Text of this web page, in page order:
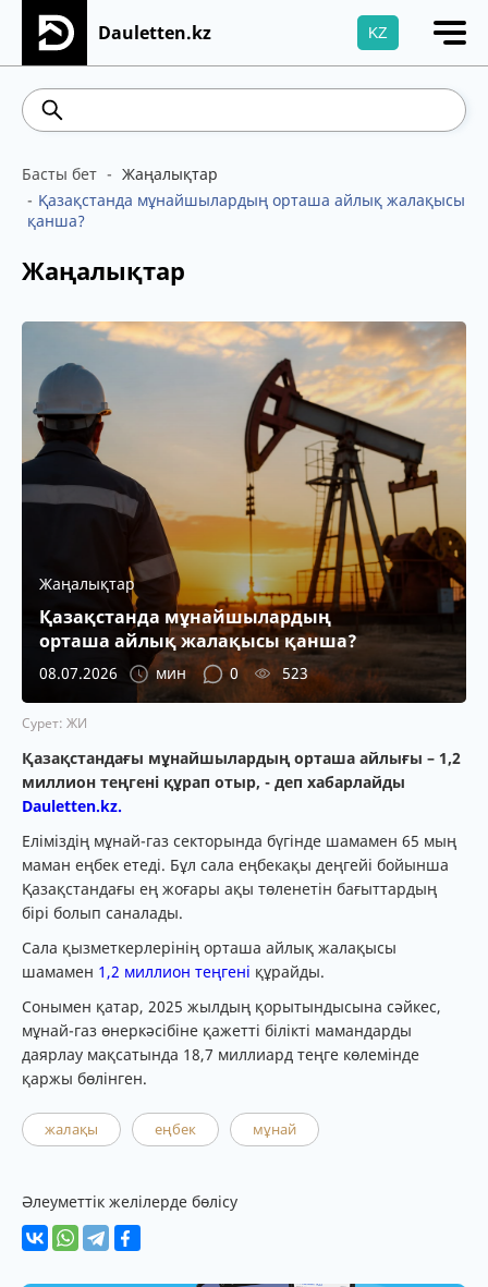
Dauletten.kz KZ
Сіздің өтінішіңіз сәтті жіберілді, Рақмет!
Басты бет
Жаңалықтар
Қазақстанда мұнайшылардың орташа айлық жалақысы
қанша?
Жаңалықтар
Жаңалықтар
Қазақстанда мұнайшылардың
орташа айлық жалақысы қанша?
08.07.2026 мин 0 523
Сурет: ЖИ
Қазақстандағы мұнайшылардың орташа айлығы – 1,2
миллион теңгені құрап отыр, - деп хабарлайды
Dauletten.kz.
Еліміздің мұнай-газ секторында бүгінде шамамен 65 мың
маман еңбек етеді. Бұл сала еңбекақы деңгейі бойынша
Қазақстандағы ең жоғары ақы төленетін бағыттардың
бірі болып саналады.
Сала қызметкерлерінің орташа айлық жалақысы
шамамен 1,2 миллион теңгені құрайды.
Сонымен қатар, 2025 жылдың қорытындысына сәйкес,
мұнай-газ өнеркәсібіне қажетті білікті мамандарды
даярлау мақсатында 18,7 миллиард теңге көлемінде
қаржы бөлінген.
жалақы еңбек мұнай
Әлеуметтік желілерде бөлісу